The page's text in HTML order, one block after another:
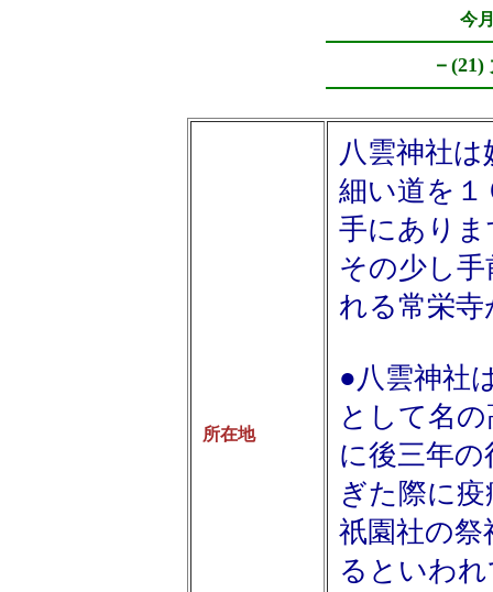
今
－
所在地
八雲神社
細い道を
手にありま
その少し
れる常栄
●八雲神社
として名
に後三年
ぎた際に
祇園社の
るといわ